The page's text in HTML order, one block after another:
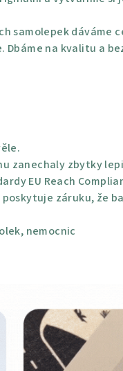
samolepek dáváme
na kvalitu a
zanechaly zbytky
EU Reach
záruku, že
nemocnic